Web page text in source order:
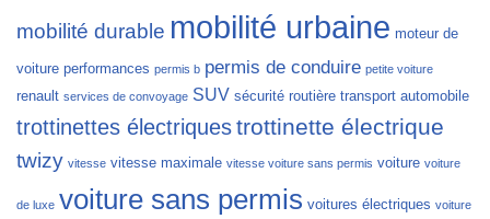
mobilité durable mobilité urbaine moteur de
voiture performances permis b permis de conduire petite voiture
renault services de convoyage SUV sécurité routière transport automobile
trottinettes électriquestrottinette électrique
twizy vitesse vitesse maximale vitesse voiture sans permis voiture voiture
de luxe voiture sans permis voitures électriques voiture